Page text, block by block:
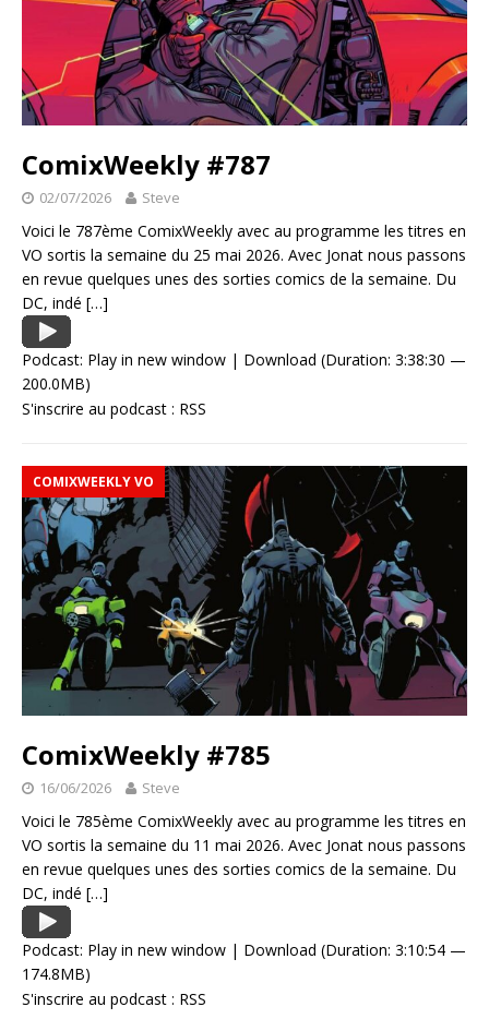
ComixWeekly #787
02/07/2026 Steve
Voici le 787ème ComixWeekly avec au programme les titres en
VO sortis la semaine du 25 mai 2026. Avec Jonat nous passons
en revue quelques unes des sorties comics de la semaine. Du
DC, indé […]
Podcast: Play in new window | Download (Duration: 3:38:30 —
200.0MB)
S'inscrire au podcast : RSS
COMIXWEEKLY VO
ComixWeekly #785
16/06/2026 Steve
Voici le 785ème ComixWeekly avec au programme les titres en
VO sortis la semaine du 11 mai 2026. Avec Jonat nous passons
en revue quelques unes des sorties comics de la semaine. Du
DC, indé […]
Podcast: Play in new window | Download (Duration: 3:10:54 —
174.8MB)
S'inscrire au podcast : RSS